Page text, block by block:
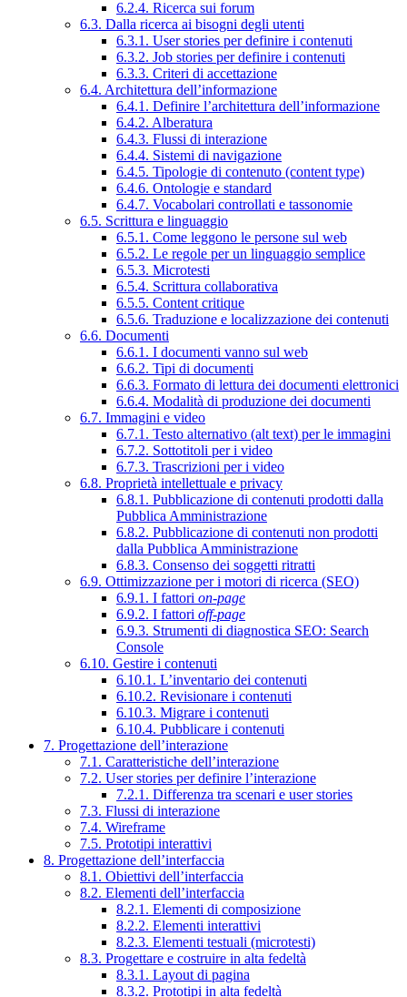
6.2.4. Ricerca sui forum
6.3. Dalla ricerca ai bisogni degli utenti
6.3.1. User stories per definire i contenuti
6.3.2. Job stories per definire i contenuti
6.3.3. Criteri di accettazione
6.4. Architettura dell’informazione
6.4.1. Definire l’architettura dell’informazione
6.4.2. Alberatura
6.4.3. Flussi di interazione
6.4.4. Sistemi di navigazione
6.4.5. Tipologie di contenuto (content type)
6.4.6. Ontologie e standard
6.4.7. Vocabolari controllati e tassonomie
6.5. Scrittura e linguaggio
6.5.1. Come leggono le persone sul web
6.5.2. Le regole per un linguaggio semplice
6.5.3. Microtesti
6.5.4. Scrittura collaborativa
6.5.5. Content critique
6.5.6. Traduzione e localizzazione dei contenuti
6.6. Documenti
6.6.1. I documenti vanno sul web
6.6.2. Tipi di documenti
6.6.3. Formato di lettura dei documenti elettronici
6.6.4. Modalità di produzione dei documenti
6.7. Immagini e video
6.7.1. Testo alternativo (alt text) per le immagini
6.7.2. Sottotitoli per i video
6.7.3. Trascrizioni per i video
6.8. Proprietà intellettuale e privacy
6.8.1. Pubblicazione di contenuti prodotti dalla
Pubblica Amministrazione
6.8.2. Pubblicazione di contenuti non prodotti
dalla Pubblica Amministrazione
6.8.3. Consenso dei soggetti ritratti
6.9. Ottimizzazione per i motori di ricerca (SEO)
6.9.1. I fattori on-page
6.9.2. I fattori off-page
6.9.3. Strumenti di diagnostica SEO: Search
Console
6.10. Gestire i contenuti
6.10.1. L’inventario dei contenuti
6.10.2. Revisionare i contenuti
6.10.3. Migrare i contenuti
6.10.4. Pubblicare i contenuti
7. Progettazione dell’interazione
7.1. Caratteristiche dell’interazione
7.2. User stories per definire l’interazione
7.2.1. Differenza tra scenari e user stories
7.3. Flussi di interazione
7.4. Wireframe
7.5. Prototipi interattivi
8. Progettazione dell’interfaccia
8.1. Obiettivi dell’interfaccia
8.2. Elementi dell’interfaccia
8.2.1. Elementi di composizione
8.2.2. Elementi interattivi
8.2.3. Elementi testuali (microtesti)
8.3. Progettare e costruire in alta fedeltà
8.3.1. Layout di pagina
8.3.2. Prototipi in alta fedeltà